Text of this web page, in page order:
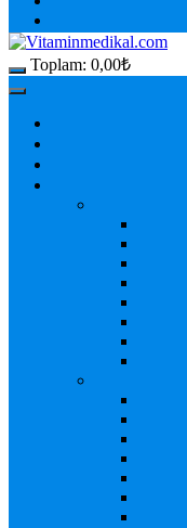
Toplam: 0,00₺